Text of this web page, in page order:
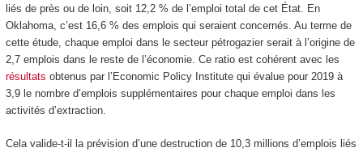
liés de près ou de loin, soit 12,2 % de l’emploi total de cet État. En
Oklahoma, c’est 16,6 % des emplois qui seraient concernés. Au terme de
cette étude, chaque emploi dans le secteur pétrogazier serait à l’origine de
2,7 emplois dans le reste de l’économie. Ce ratio est cohérent avec les
résultats obtenus par l’Economic Policy Institute qui évalue pour 2019 à
3,9 le nombre d’emplois supplémentaires pour chaque emploi dans les
activités d’extraction.
Cela valide-t-il la prévision d’une destruction de 10,3 millions d’emplois liés